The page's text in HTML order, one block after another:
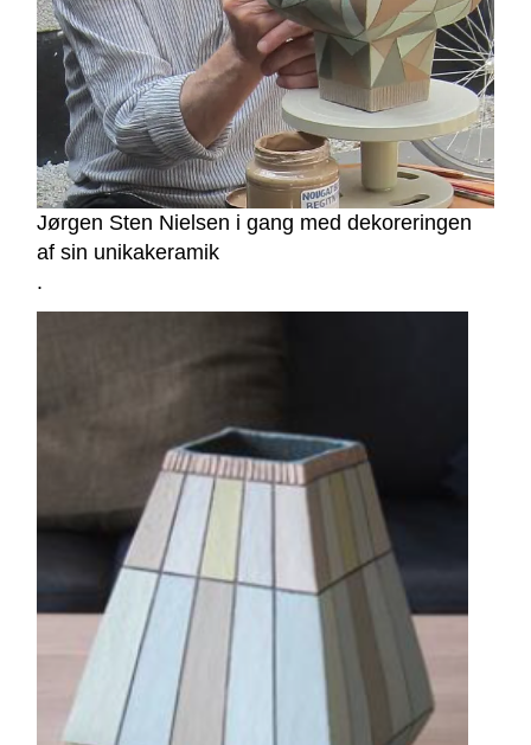
Jørgen Sten Nielsen i gang med dekoreringen
af sin unikakeramik
.